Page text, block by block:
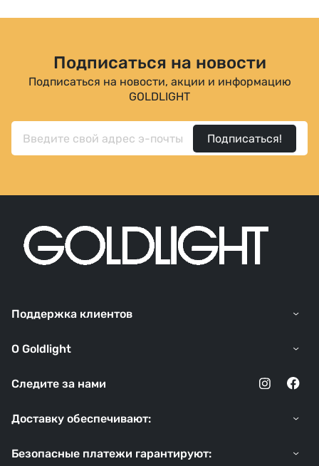
Подписаться на новости
Подписаться на новости, акции и информацию
GOLDLIGHT
Подписаться!
Поддержка клиентов
O Goldlight
Следите за нами
Доставку обеспечивают:
Безопасные платежи гарантируют: